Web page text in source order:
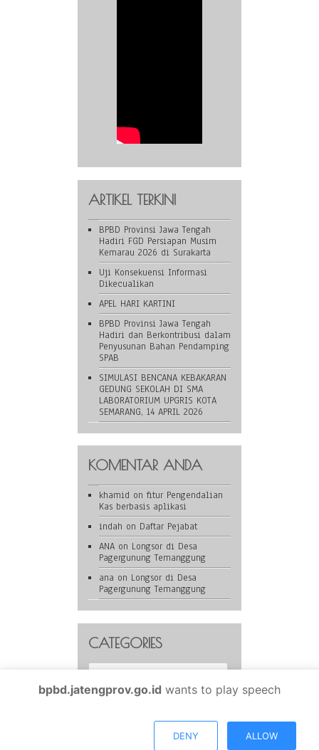
ARTIKEL TERKINI
BPBD Provinsi Jawa Tengah
Hadiri FGD Persiapan Musim
Kemarau 2026 di Surakarta
Uji Konsekuensi Informasi
Dikecualikan
APEL HARI KARTINI
BPBD Provinsi Jawa Tengah
Hadiri dan Berkontribusi dalam
Penyusunan Bahan Pendamping
SPAB
SIMULASI BENCANA KEBAKARAN
GEDUNG SEKOLAH DI SMA
LABORATORIUM UPGRIS KOTA
SEMARANG, 14 APRIL 2026
KOMENTAR ANDA
khamid on fitur Pengendalian
Kas berbasis aplikasi
indah on Daftar Pejabat
ANA on Longsor di Desa
Pagergunung Temanggung
ana on Longsor di Desa
Pagergunung Temanggung
CATEGORIES
Categories
BPBD Provinsi Jawa Tengah is proudly powered by WordPress
bpbd.jatengprov.go.id wants to play speech
DENY ALLOW